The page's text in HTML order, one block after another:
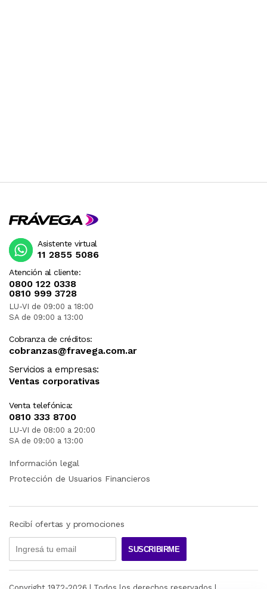
Atención al cliente:
0800 122 0338
0810 999 3728
LU-VI de 09:00 a 18:00
SA de 09:00 a 13:00
Cobranza de créditos:
cobranzas@fravega.com.ar
Servicios a empresas:
Ventas corporativas
Venta telefónica:
0810 333 8700
LU-VI de 08:00 a 20:00
SA de 09:00 a 13:00
Asistente virtual
11 2855 5086
Información legal
Protección de Usuarios Financieros
Recibí ofertas y promociones
SUSCRIBIRME